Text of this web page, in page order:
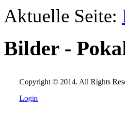
Aktuelle Seite:
Bilder -
Copyright © 2014. All Rights
Login